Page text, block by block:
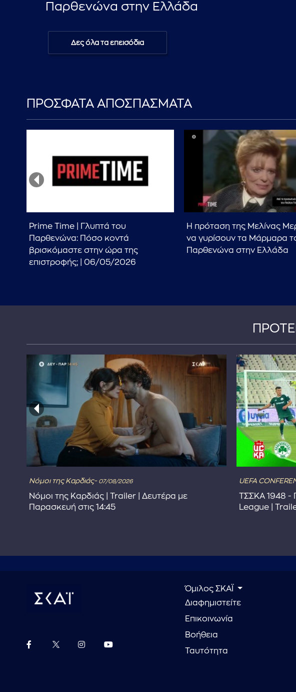
Παρθενώνα στην Ελλάδα
Δες όλα τα επεισόδια
ΠΡΟΣΦΑΤΑ ΑΠΟΣΠΑΣΜΑΤΑ
Prime Time | Γλυπτά του
Παρθενώνα: Πόσο κοντά
βρισκόμαστε στην ώρα της
επιστροφής; | 06/05/2026
Η πρόταση της Μελίνας
να γυρίσουν τα Μάρμαρα
Παρθενώνα στην Ελλάδα
Νόμοι της Καρδιάς- 07/08/2026
Νόμοι της Καρδιάς | Trailer | Δευτέρα με
Παρασκευή στις 14:45
UEFA
ΤΣΣΚΑ 1948 -
League |
Όμιλος ΣΚΑΪ
Διαφημιστείτε
Επικοινωνία
Βοήθεια
Ταυτότητα